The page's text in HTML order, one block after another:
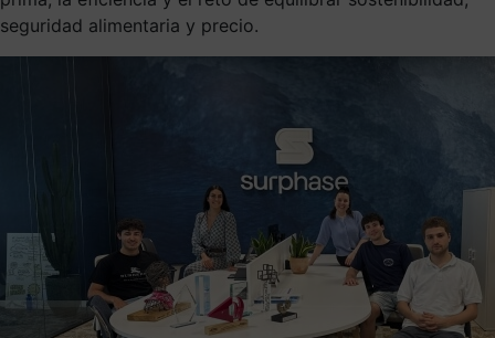
seguridad alimentaria y precio.